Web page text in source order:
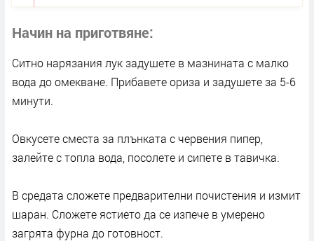
Начин на приготвяне
Ситно нарязания лук задушете в мазнината с малко
вода до омекване. Прибавете ориза и задушете за 5-6
минути.
Овкусете сместа за плънката с червения пипер,
залейте с топла вода, посолете и сипете в тавичка.
В средата сложете предварителни почистения и измит
шаран. Сложете ястието да се изпече в умерено
загрята фурна до готовност.